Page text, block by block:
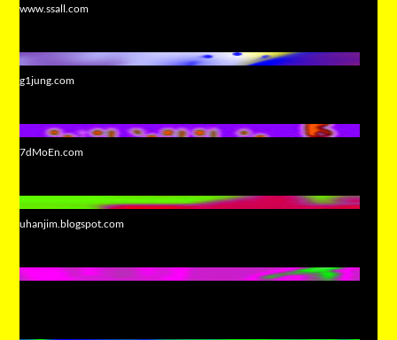
www.ssall.com
g1jung.com
7dMoEn.com
uhanjim.blogspot.com